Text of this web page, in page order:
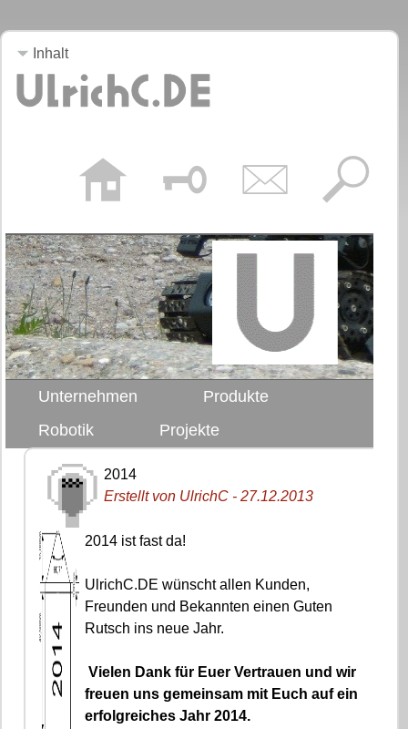
Inhalt
Unternehmen
Produkte
Robotik
Projekte
2014
Erstellt von UlrichC - 27.12.2013
2014 ist fast da!
UlrichC.DE wünscht allen Kunden,
Freunden und Bekannten einen Guten
Rutsch ins neue Jahr.
Vielen Dank für Euer Vertrauen und wir
freuen uns gemeinsam mit Euch auf ein
erfolgreiches Jahr 2014.